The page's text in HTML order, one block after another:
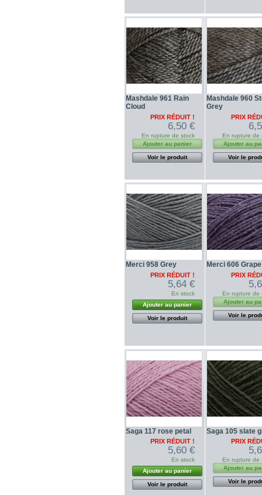
Mashdale 961 Rain
Cloud
PRIX RÉDUIT !
6,50 €
En rupture de stock
Ajouter au panier
Voir le produit
Mashdale 960
Grey
PRIX
En rupture de
Ajouter au
Voir le
Merci 958 Grey
PRIX RÉDUIT !
5,64 €
En stock
Ajouter au panier
Voir le produit
Merci 606 Grape
PRIX
En rupture de
Ajouter au
Voir le
Saga 117 rose petal
PRIX RÉDUIT !
5,60 €
En stock
Ajouter au panier
Voir le produit
Saga 105 slate
PRIX
En rupture de
Ajouter au
Voir le